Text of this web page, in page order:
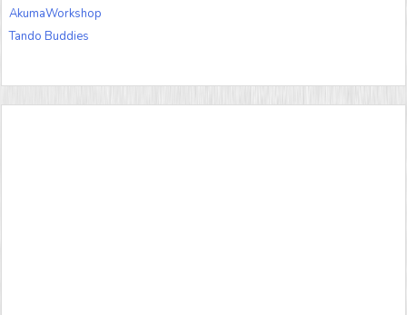
AkumaWorkshop
Tando Buddies